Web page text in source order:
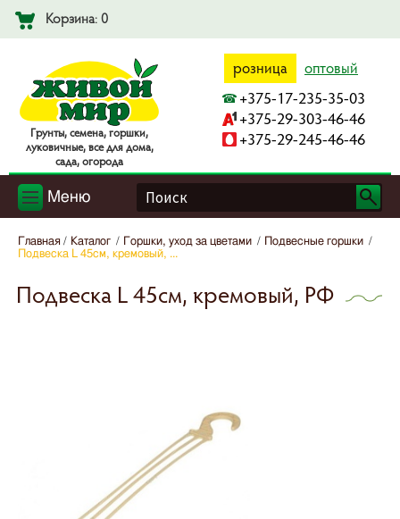
Корзина: 0
Гpyнты, ceмeнa, гopшки,
лyкoвичныe, вce для дoмa,
caдa, oгopoдa
розница оптовый
+375-17-235-35-03
+375-29-303-46-46
+375-29-245-46-46
Меню
Главная Каталог Горшки, уход за цветами
Подвесные горшки
Подвеска L 45см, кремовый, ...
Подвеска L 45см, кремовый, РФ